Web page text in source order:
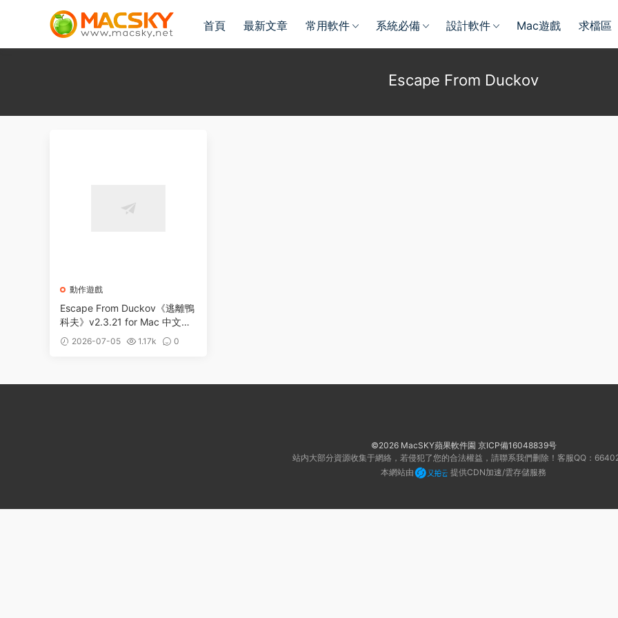
首頁 最新文章 常用軟件 系統必備 設計軟件 Mac遊戲 求檔區
Escape From Duckov
動作遊戲
Escape From Duckov《逃離鴨
科夫》v2.3.21 for Mac 中文版
鴨子題材PVE俯視角撤離射擊遊
戲
2026-07-05 1.17k 0
©2026 MacSKY蘋果軟件園 京ICP備16048839号
站内大部分資源收集于網絡，若侵犯了您的合法權益，請聯系我們删除！客服QQ：
本網站由
提供CDN加速/雲存儲服務